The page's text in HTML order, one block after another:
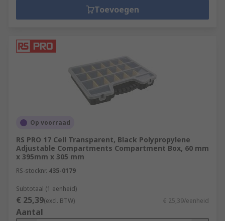
Toevoegen
Op voorraad
RS PRO 17 Cell Transparent, Black Polypropylene
Adjustable Compartments Compartment Box, 60 mm
x 395mm x 305 mm
RS-stocknr. 435-0179
Subtotaal (1 eenheid)
€ 25,39(excl. BTW) € 25,39/eenheid
Aantal